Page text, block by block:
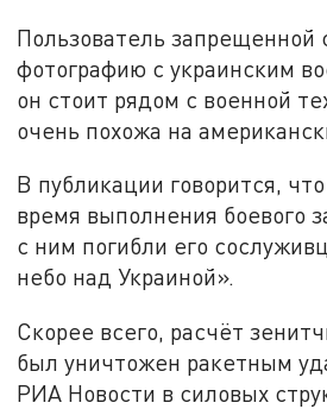
Пользователь запрещенной
фотографию с украинским
он стоит рядом с военной
очень похожа на
В публикации говорится,
время выполнения боевого
с ним погибли его
небо над Украиной».
Скорее всего, расчёт
был уничтожен ракетным
РИА Новости в силовых